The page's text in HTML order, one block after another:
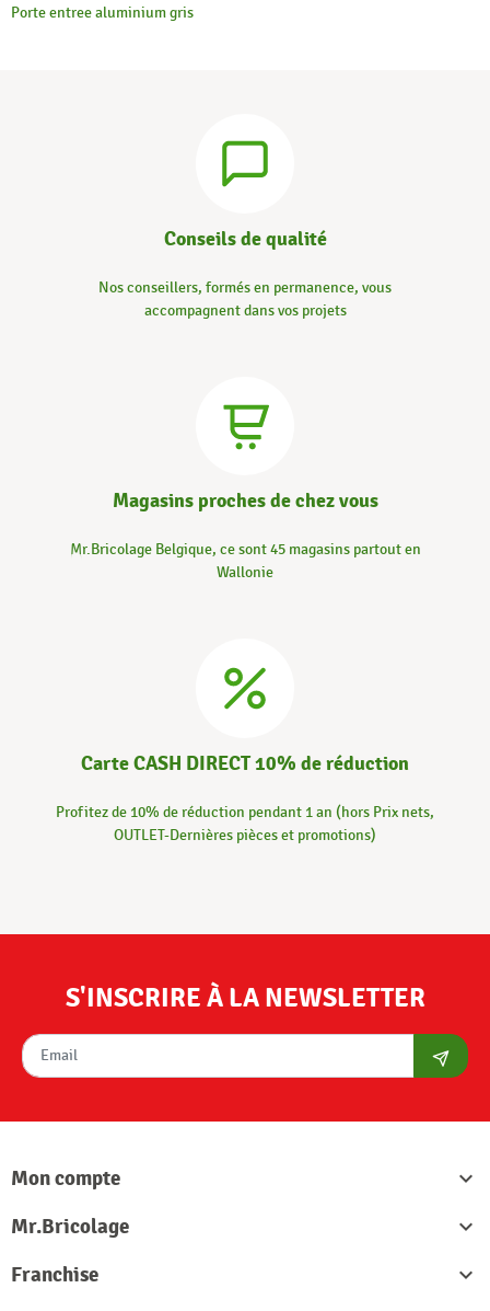
Porte entree aluminium gris
Conseils de qualité
Nos conseillers, formés en permanence, vous
accompagnent dans vos projets
Magasins proches de chez vous
Mr.Bricolage Belgique, ce sont 45 magasins partout en
Wallonie
Carte CASH DIRECT 10% de réduction
Profitez de 10% de réduction pendant 1 an (hors Prix nets,
OUTLET-Dernières pièces et promotions)
S'INSCRIRE À LA NEWSLETTER
Mon compte

Mr.Bricolage

Franchise
